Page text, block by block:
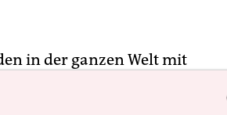
in der ganzen Welt mit
achtarmigen